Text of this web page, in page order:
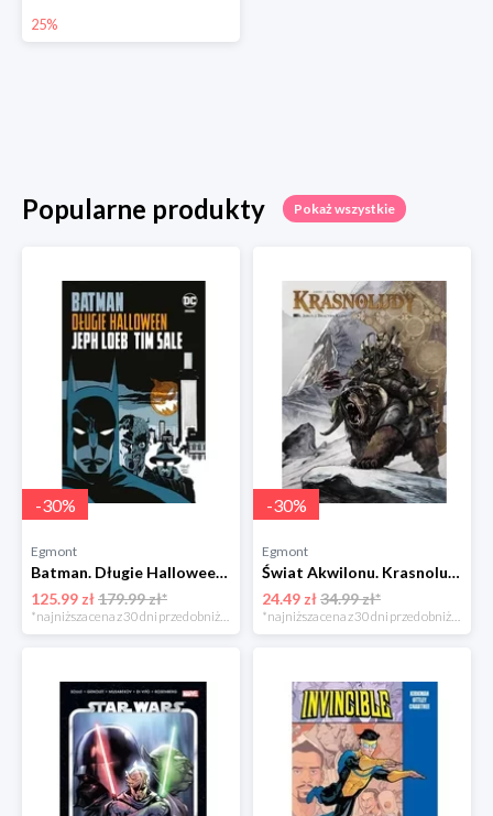
25%
Popularne produkty Pokaż wszystkie
-30%
Egmont
Batman. Długie Halloween Egmont
125.99 zł179.99 zł*
*najniższa cena z 30 dni przed obniżką
-30%
Egmont
Świat Akwilonu. Krasnoludy. Jorun z Bractwa Kuźni. Tom 6 Egmont
24.49 zł34.99 zł*
*najniższa cena z 30 dni przed obniżką